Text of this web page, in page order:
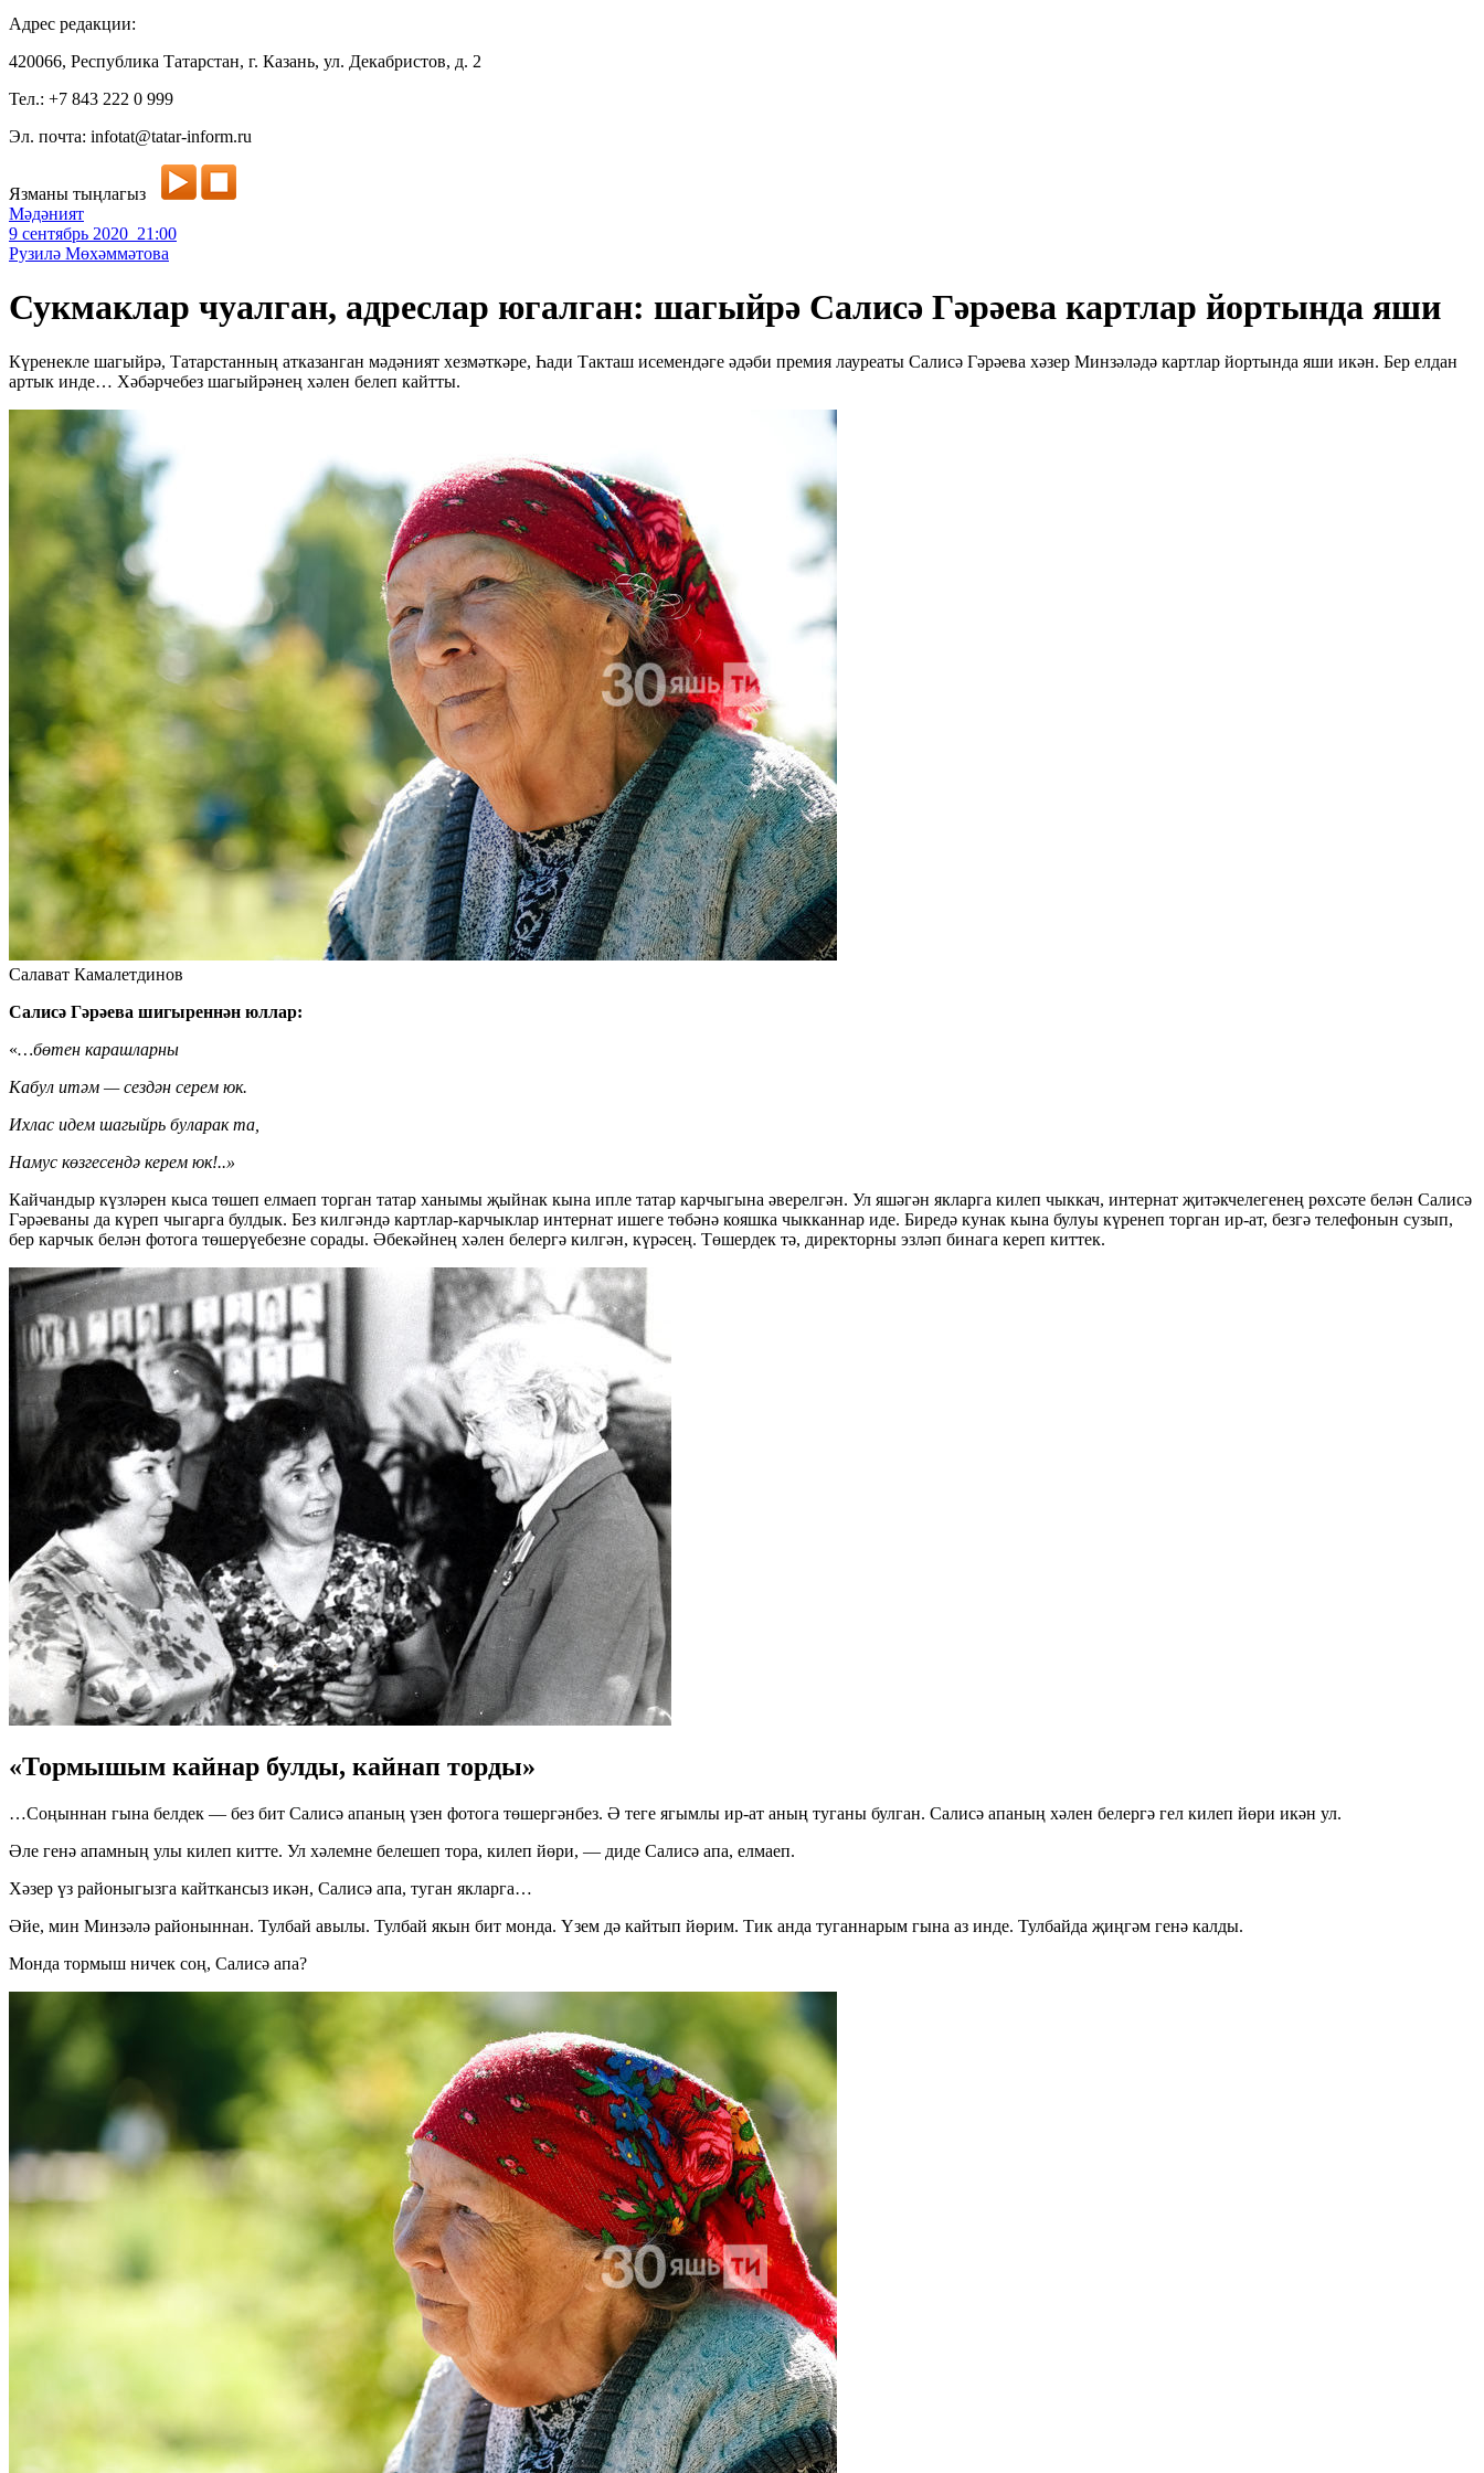
Адрес редакции:
420066, Республика Татарстан, г. Казань, ул. Декабристов, д. 2
Тел.: +7 843 222 0 999
Эл. почта: infotat@tatar-inform.ru
Язманы тыңлагыз
Мәдәният
9 сентябрь 2020 21:00
Рузилә Мөхәммәтова
Сукмаклар чуалган, адреслар югалган: шагыйрә Салисә Гәрәева картлар йортында яши
Күренекле шагыйрә, Татарстанның атказанган мәдәният хезмәткәре, Һади Такташ исемендәге әдәби премия лауреаты Салисә Гәрәева хәзер Минзәләдә картлар йортында яши икән. Бер елдан
артык инде… Хәбәрчебез шагыйрәнең хәлен белеп кайтты.
Салават Камалетдинов
Салисә Гәрәева шигыреннән юллар:
«…бөтен карашларны
Кабул итәм — сездән серем юк.
Ихлас идем шагыйрь буларак та,
Намус көзгесендә керем юк!..»
Кайчандыр күзләрен кыса төшеп елмаеп торган татар ханымы җыйнак кына ипле татар карчыгына әверелгән. Ул яшәгән якларга килеп чыккач, интернат җитәкчелегенең рөхсәте белән Салисә
Гәрәеваны да күреп чыгарга булдык. Без килгәндә картлар-карчыклар интернат ишеге төбәнә кояшка чыкканнар иде. Биредә кунак кына булуы күренеп торган ир-ат, безгә телефонын сузып,
бер карчык белән фотога төшерүебезне сорады. Әбекәйнең хәлен белергә килгән, күрәсең. Төшердек тә, директорны эзләп бинага кереп киттек.
«Тормышым кайнар булды, кайнап торды»
…Соңыннан гына белдек — без бит Салисә апаның үзен фотога төшергәнбез. Ә теге ягымлы ир-ат аның туганы булган. Салисә апаның хәлен белергә гел килеп йөри икән ул.
Әле генә апамның улы килеп китте. Ул хәлемне белешеп тора, килеп йөри, — диде Салисә апа, елмаеп.
Хәзер үз районыгызга кайткансыз икән, Салисә апа, туган якларга…
Әйе, мин Минзәлә районыннан. Тулбай авылы. Тулбай якын бит монда. Үзем дә кайтып йөрим. Тик анда туганнарым гына аз инде. Тулбайда җиңгәм генә калды.
Монда тормыш ничек соң, Салисә апа?